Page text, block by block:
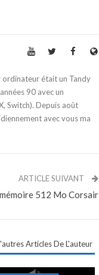
était un Tandy
90 avec un
Switch). Depuis août
avec vous ma
ARTICLE SUIVANT
512 Mo Corsair
Articles De L'auteur